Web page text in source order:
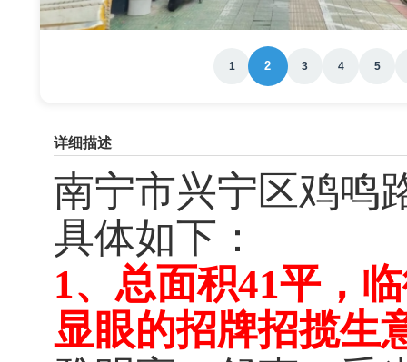
1 2 3 4 5
详细描述
南宁市兴宁区鸡鸣
具体如下：
1、总面积41平，
显眼的招牌招揽生